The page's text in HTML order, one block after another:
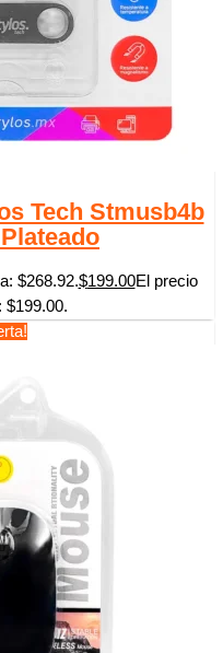
Tech Stmusb4b
$268.92.$199.00El precio
$199.00.